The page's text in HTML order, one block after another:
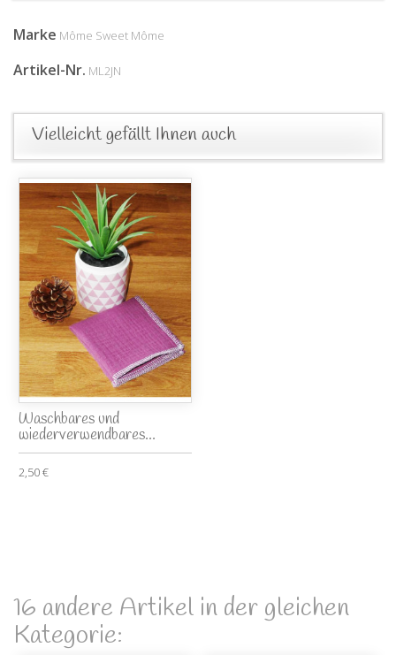
Marke Môme Sweet Môme
Artikel-Nr. ML2JN
Vielleicht gefällt Ihnen auch
Waschbares und
wiederverwendbares...
2,50 €
16 andere Artikel in der gleichen
Kategorie: